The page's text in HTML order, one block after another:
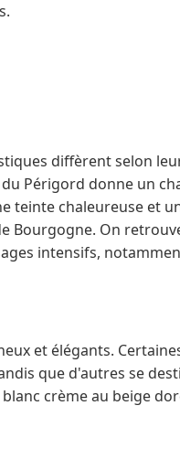
diffèrent selon
Périgord donne un
teinte chaleureuse et
Bourgogne. On
intensifs,
et élégants.
que d'autres se
crème au beige